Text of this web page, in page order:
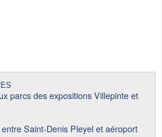
parcs des expositions Villepinte et
Saint-Denis Pleyel et aéroport